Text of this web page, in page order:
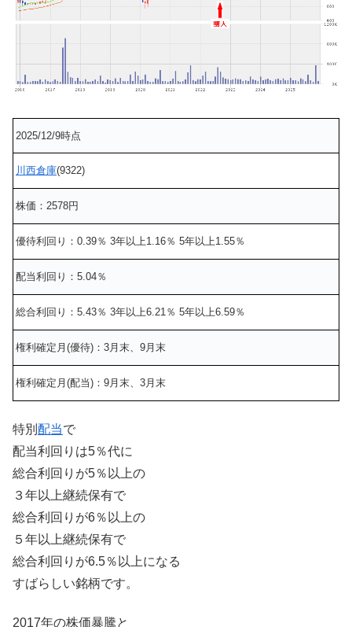
2025/12/9時点
川西倉庫(9322)
株価：2578円
優待利回り：0.39％ 3年以上1.16％ 5年以上1.55％
配当利回り：5.04％
総合利回り：5.43％ 3年以上6.21％ 5年以上6.59％
権利確定月(優待)：3月末、9月末
権利確定月(配当)：9月末、3月末
特別 配当で
配当利回りは5％代に
総合利回りが5％以上の
３年以上継続保有で
総合利回りが6％以上の
５年以上継続保有で
総合利回りが6.5％以上になる
すばらしい銘柄です。
2017年の株価暴騰と